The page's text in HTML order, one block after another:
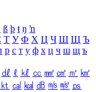
ß þ ŧ ŋ ŉ
Т У Ф Х Ц Ч Ш Щ Ъ
р с т у ф х ц ч ш щ ъ
㎗ ℓ ㎘ ㏄ ㎣ ㎤ ㎥ ㎦
㏏ ㎈ ㎉ ㏈ ㎧ ㎨ ㎰